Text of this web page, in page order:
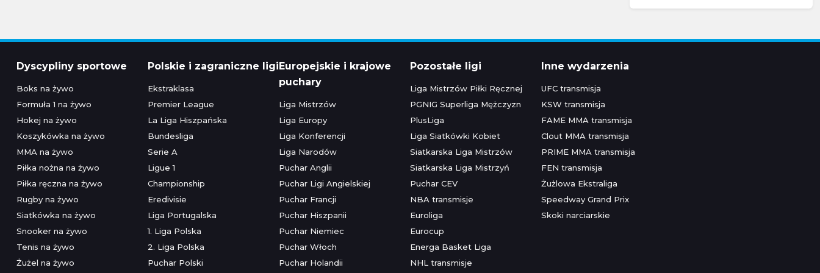
Dyscypliny sportowe
Boks na żywo
Formuła 1 na żywo
Hokej na żywo
Koszykówka na żywo
MMA na żywo
Piłka nożna na żywo
Piłka ręczna na żywo
Rugby na żywo
Siatkówka na żywo
Snooker na żywo
Tenis na żywo
Żużel na żywo
Polskie i zagraniczne ligi
Ekstraklasa
Premier League
La Liga Hiszpańska
Bundesliga
Serie A
Ligue 1
Championship
Eredivisie
Liga Portugalska
1. Liga Polska
2. Liga Polska
Puchar Polski
Europejskie i krajowe
puchary
Liga Mistrzów
Liga Europy
Liga Konferencji
Liga Narodów
Puchar Anglii
Puchar Ligi Angielskiej
Puchar Francji
Puchar Hiszpanii
Puchar Niemiec
Puchar Włoch
Puchar Holandii
Pozostałe ligi
Liga Mistrzów Piłki Ręcznej
PGNIG Superliga Mężczyzn
PlusLiga
Liga Siatkówki Kobiet
Siatkarska Liga Mistrzów
Siatkarska Liga Mistrzyń
Puchar CEV
NBA transmisje
Euroliga
Eurocup
Energa Basket Liga
NHL transmisje
Inne wydarzenia
UFC transmisja
KSW transmisja
FAME MMA transmisja
Clout MMA transmisja
PRIME MMA transmisja
FEN transmisja
Żużlowa Ekstraliga
Speedway Grand Prix
Skoki narciarskie